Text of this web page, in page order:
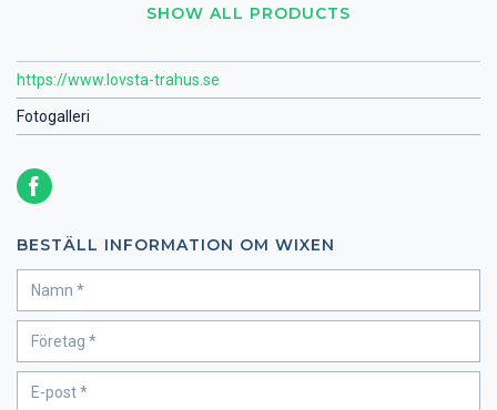
SHOW ALL PRODUCTS
https://www.lovsta-trahus.se
Fotogalleri
BESTÄLL INFORMATION OM WIXEN